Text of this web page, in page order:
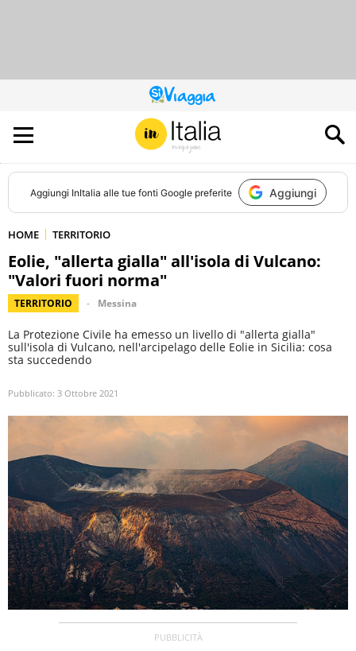
QUESTO
SITO
CONTRIBUISCE
ALL’AUDIENCE
DI
Aggiungi InItalia alle tue fonti Google preferite Aggiungi
HOME TERRITORIO
Eolie, "allerta gialla" all'isola di Vulcano:
"Valori fuori norma"
TERRITORIO Messina
La Protezione Civile ha emesso un livello di "allerta gialla"
sull'isola di Vulcano, nell'arcipelago delle Eolie in Sicilia: cosa
sta succedendo
Pubblicato: 3 Ottobre 2021